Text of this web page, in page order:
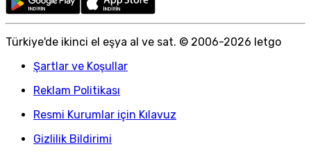
Türkiye'de ikinci el eşya al ve sat. © 2006-2026 letgo
Şartlar ve Koşullar
Reklam Politikası
Resmi Kurumlar için Kılavuz
Gizlilik Bildirimi